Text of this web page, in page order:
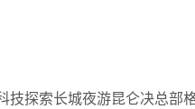
技探索长城夜游昆仑决总部